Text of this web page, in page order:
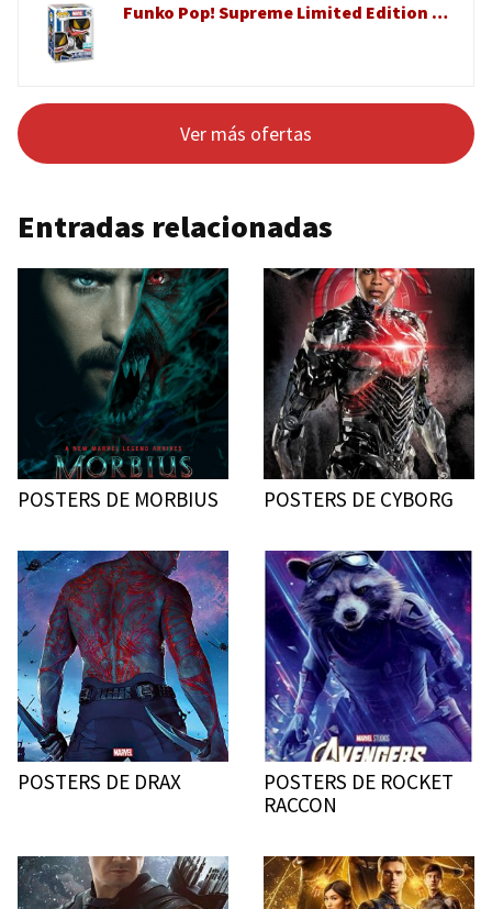
Funko Pop! Supreme Limited Edition – Marvel All-New Venom #1584
Ver más ofertas
Entradas relacionadas
POSTERS DE MORBIUS POSTERS DE CYBORG
POSTERS DE DRAX
POSTERS DE ROCKET
RACCON